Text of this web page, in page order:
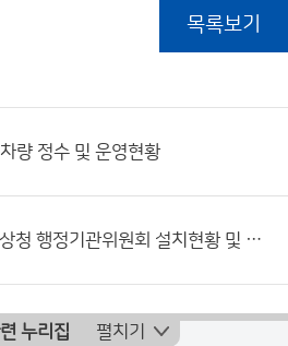
목록보기
량 정수 및 운영현황
2024년 2월 기상청 행정기관위원회 설치현황 및 활동내역서
누리집 펼치기